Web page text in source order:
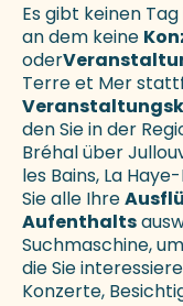
Es gibt keinen
an dem keine
oder
Terre et Mer
den Sie in der
Bréhal über
les Bains, La
Sie alle Ihre
Aufenthalts
Suchmaschine,
die Sie
Konzerte,